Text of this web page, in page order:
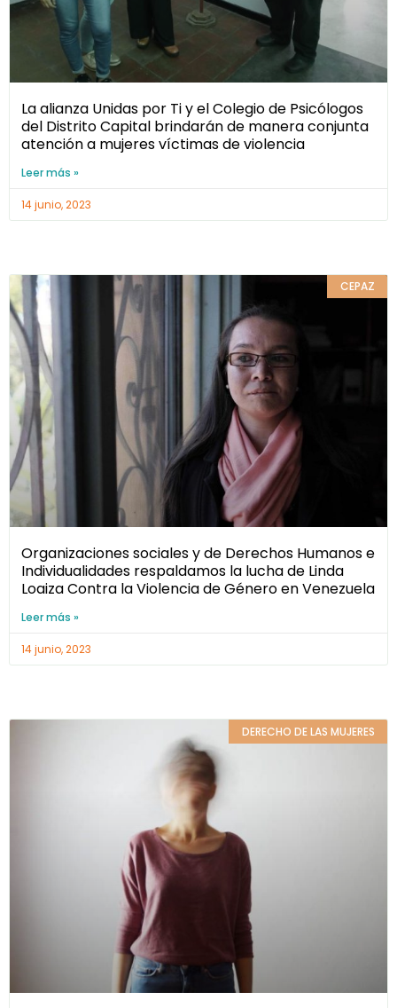
La alianza Unidas por Ti y el Colegio de Psicólogos
del Distrito Capital brindarán de manera conjunta
atención a mujeres víctimas de violencia
Leer más »
14 junio, 2023
CEPAZ
Organizaciones sociales y de Derechos Humanos e
Individualidades respaldamos la lucha de Linda
Loaiza Contra la Violencia de Género en Venezuela
Leer más »
14 junio, 2023
DERECHO DE LAS MUJERES